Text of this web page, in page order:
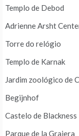
Templo de Debod
Adrienne Arsht
Torre do relógio
Templo de Karnak
Jardim zoológico de
Begijnhof
Castelo de Blackness
Parque de la Grajera